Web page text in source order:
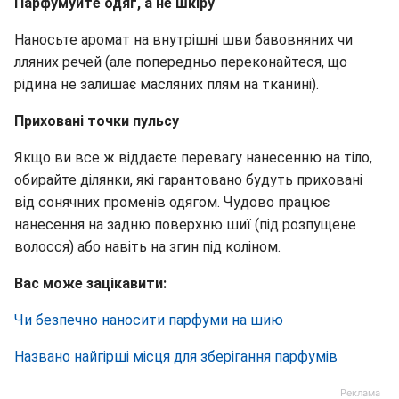
Наносьте аромат на внутрішні шви бавовняних чи
лляних речей (але попередньо переконайтеся, що
рідина не залишає масляних плям на тканині).
Приховані точки пульсу
Якщо ви все ж віддаєте перевагу нанесенню на тіло,
обирайте ділянки, які гарантовано будуть приховані
від сонячних променів одягом. Чудово працює
нанесення на задню поверхню шиї (під розпущене
волосся) або навіть на згин під коліном.
Вас може зацікавити:
Чи безпечно наносити парфуми на шию
Названо найгірші місця для зберігання парфумів